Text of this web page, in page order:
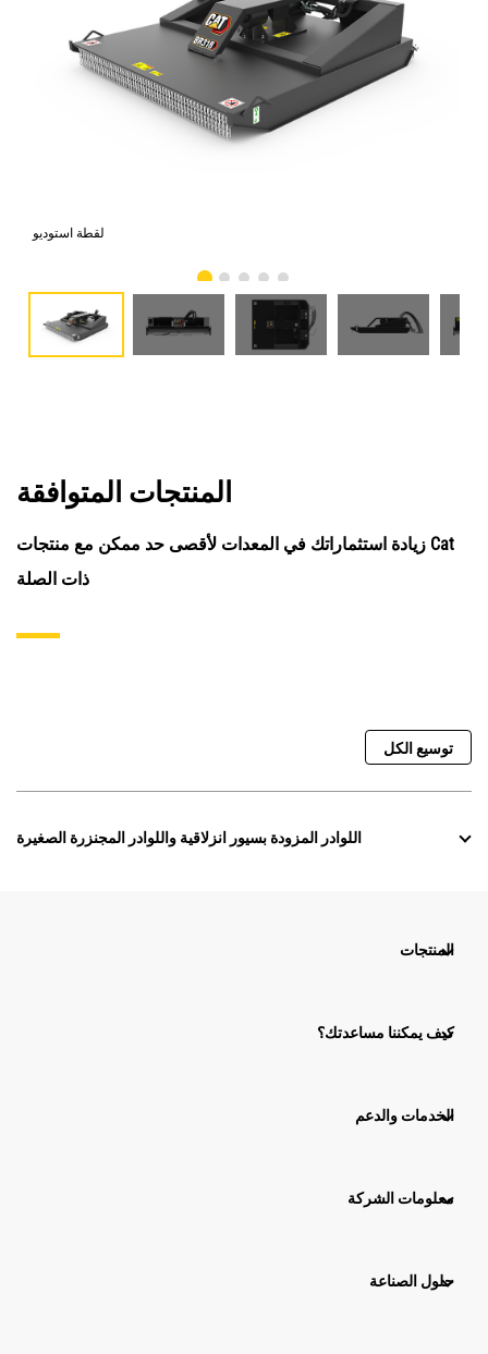
لقطة استوديو
المنتجات المتوافقة
زيادة استثماراتك في المعدات لأقصى حد ممكن مع منتجات Cat
ذات الصلة
توسيع الكل
اللوادر المزودة بسيور انزلاقية واللوادر المجنزرة الصغيرة
المنتجات
كيف يمكننا مساعدتك؟
الخدمات والدعم
معلومات الشركة
حلول الصناعة